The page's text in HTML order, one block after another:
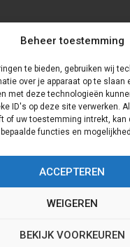
Beheer toestemming
te bieden, gebruiken wij
over je apparaat op te slaan
met deze technologieën
ID's op deze site verwerken.
of uw toestemming intrekt, kan
functies en
ACCEPTEREN
WEIGEREN
BEKIJK VOORKEUREN
in de